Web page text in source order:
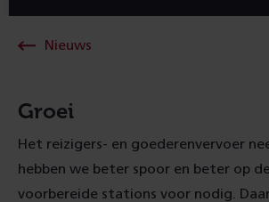
Nieuws
Groei
Het reizigers- en goederenvervoer
hebben we beter spoor en beter op
voorbereide stations voor nodig.